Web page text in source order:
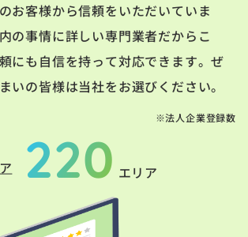
お客様から信頼をいただいていま
の事情に詳しい専門業者だからこ
にも自信を持って対応できます。ぜ
いの皆様は当社をお選びください。
※法人企業登録数
220 エリア